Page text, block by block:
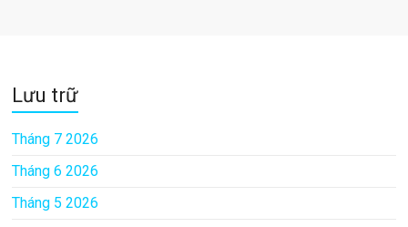
Lưu trữ
Tháng 7 2026
Tháng 6 2026
Tháng 5 2026